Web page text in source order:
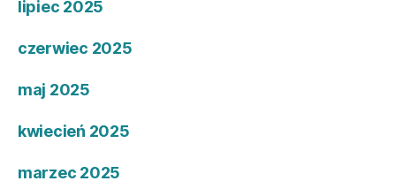
lipiec 2025
czerwiec 2025
maj 2025
kwiecień 2025
marzec 2025